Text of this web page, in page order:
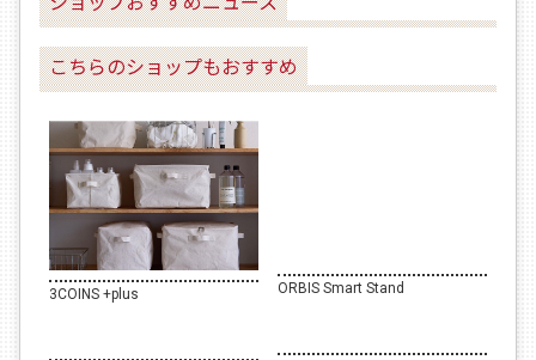
こちらのショップもおすすめ
3COINS +plus ORBIS Smart Stand